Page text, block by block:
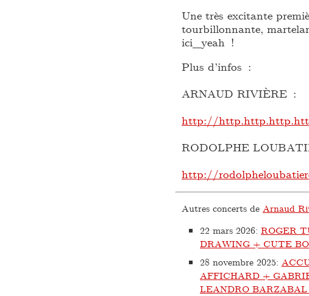
Une très excitante
tourbillonnante,
ici_yeah !
Plus d’infos :
ARNAUD RIVIÈRE :
http://
RODOLPHE
http://
Autres concerts de Arnaud
22 mars 2026: ROGER
DRAWING + CUTE
28 novembre 2025:
AFFICHARD +
LEANDRO